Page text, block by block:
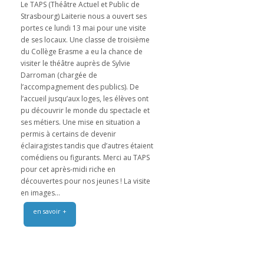
Le TAPS (Théâtre Actuel et Public de
Strasbourg) Laiterie nous a ouvert ses
portes ce lundi 13 mai pour une visite
de ses locaux. Une classe de troisième
du Collège Erasme a eu la chance de
visiter le théâtre auprès de Sylvie
Darroman (chargée de
l’accompagnement des publics). De
l’accueil jusqu’aux loges, les élèves ont
pu découvrir le monde du spectacle et
ses métiers. Une mise en situation a
permis à certains de devenir
éclairagistes tandis que d’autres étaient
comédiens ou figurants. Merci au TAPS
pour cet après-midi riche en
découvertes pour nos jeunes ! La visite
en images...
en savoir +